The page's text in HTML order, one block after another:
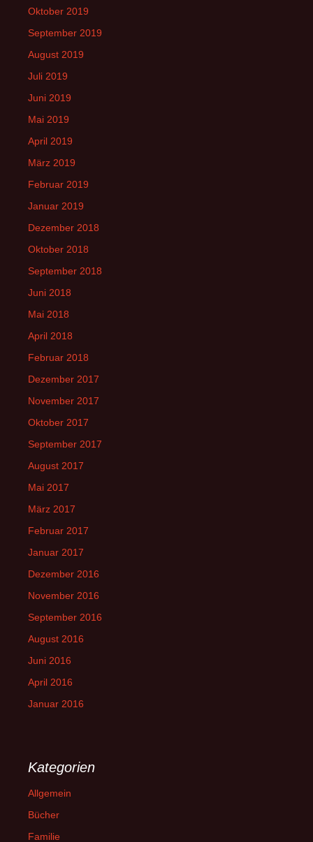
Oktober 2019
September 2019
August 2019
Juli 2019
Juni 2019
Mai 2019
April 2019
März 2019
Februar 2019
Januar 2019
Dezember 2018
Oktober 2018
September 2018
Juni 2018
Mai 2018
April 2018
Februar 2018
Dezember 2017
November 2017
Oktober 2017
September 2017
August 2017
Mai 2017
März 2017
Februar 2017
Januar 2017
Dezember 2016
November 2016
September 2016
August 2016
Juni 2016
April 2016
Januar 2016
Kategorien
Allgemein
Bücher
Familie